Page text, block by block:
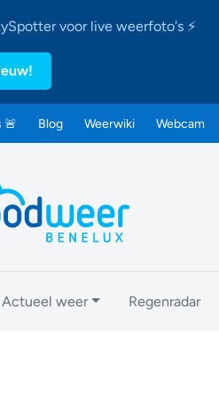
voor live weerfoto's ⚡
🚨 Blog Weerwiki Webcam
Actueel weer Regenradar